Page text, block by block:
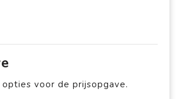
voor de prijsopgave.